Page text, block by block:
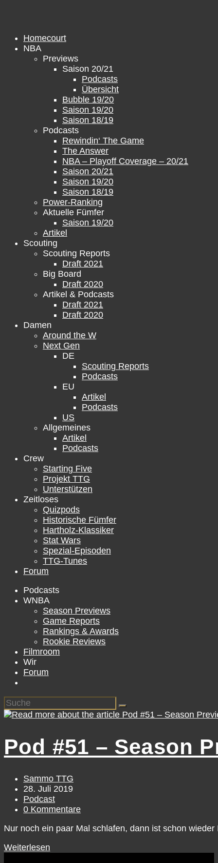
Homecourt
NBA
Previews
Saison 20/21
Podcasts
Übersicht
Bubble 19/20
Saison 19/20
Saison 18/19
Podcasts
Rewindin‘ The Game
The Answer
NBA – Playoff Coverage – 20/21
Saison 20/21
Saison 19/20
Saison 18/19
Power-Ranking
Aktuelle Fümfer
Saison 19/20
Artikel
Scouting
Scouting Reports
Draft 2021
Big Board
Draft 2020
Artikel & Podcasts
Draft 2021
Draft 2020
Damen
Around the W
Next Gen
DE
Scouting Reports
Podcasts
EU
Artikel
Podcasts
US
Allgemeines
Artikel
Podcasts
Crew
Starting Five
Projekt TTG
Unterstützen
Zeitloses
Quizpods
Historische Fümfer
Hartholz-Klassiker
Stat Wars
Spezial-Episoden
TTG-Tunes
Forum
Podcasts
WNBA
Season Previews
Game Reports
Rankings & Awards
Rookie Reviews
Filmroom
Wir
Forum
Pod #51 – Season
Beitrags-
Autor:
Sammo TTG
Beitrag
veröffentlicht:
28. Juli 2019
Beitrags-
Kategorie:
Podcast
Beitrags-
0 Kommentare
Nur noch ein paar Mal schlafen, dann ist schon
Weiterlesen